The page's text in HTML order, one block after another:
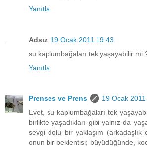
Yanıtla
Adsız 19 Ocak 2011 19:43
su kaplumbağaları tek yaşayabilir mi
Yanıtla
Prenses ve Prens
19 Ocak
Evet, su kaplumbağaları tek
birlikte yaşadıkları gibi yalnız da
sevgi dolu bir yaklaşım (arkadaşlık
onun bir beklentisi; büyüdüğünde,